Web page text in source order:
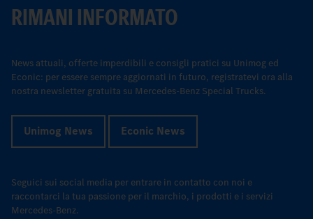
RIMANI INFORMATO
News attuali, offerte imperdibili e consigli pratici su Unimog ed
Econic: per essere sempre aggiornati in futuro, registratevi ora alla
nostra newsletter gratuita su Mercedes-Benz Special Trucks.
Unimog News Econic News
Seguici sui social media per entrare in contatto con noi e
raccontarci la tua passione per il marchio, i prodotti e i servizi
Mercedes-Benz.